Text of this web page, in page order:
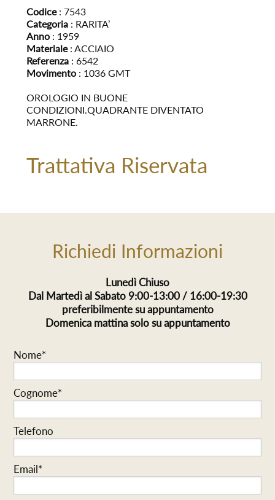
Codice: 7543
Categoria: RARITA’
Anno: 1959
Materiale: ACCIAIO
Referenza: 6542
Movimento: 1036 GMT
OROLOGIO IN BUONE
CONDIZIONI.QUADRANTE DIVENTATO
MARRONE.
Trattativa Riservata
Richiedi Informazioni
Lunedì Chiuso
Dal Martedì al Sabato 9:00-13:00 / 16:00-19:30
preferibilmente su appuntamento
Domenica mattina solo su appuntamento
Nome*
Cognome*
Telefono
Email*